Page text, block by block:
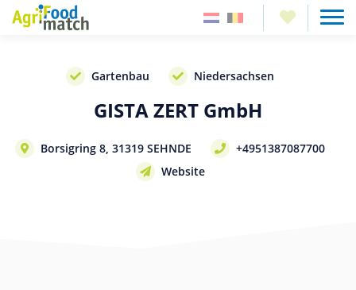
Gartenbau Niedersachsen
GISTA ZERT GmbH
Borsigring 8, 31319 SEHNDE
+4951387087700
Website